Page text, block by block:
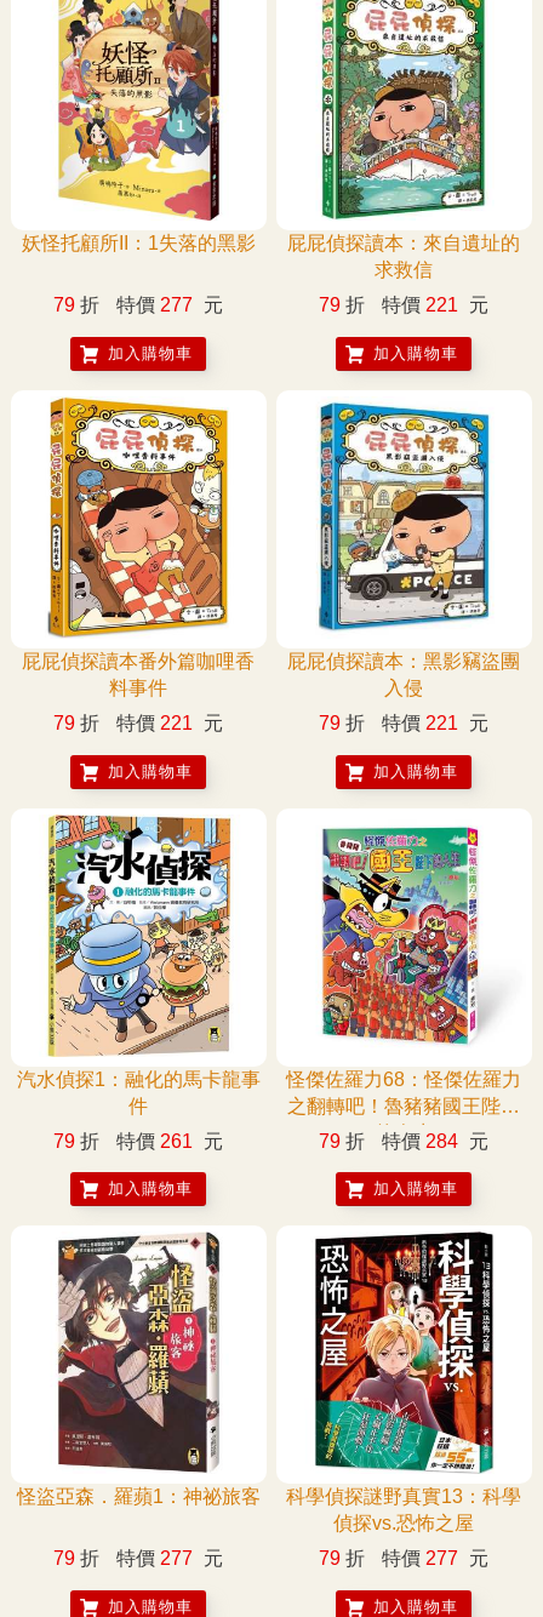
妖怪托顧所II：1失落的黑影
79 折 特價 277 元
加入購物車
屁屁偵探讀本：來自遺址的
求救信
79 折 特價 221 元
加入購物車
屁屁偵探讀本番外篇咖哩香
料事件
79 折 特價 221 元
加入購物車
屁屁偵探讀本：黑影竊盜團
入侵
79 折 特價 221 元
加入購物車
汽水偵探1：融化的馬卡龍事
件
79 折 特價 261 元
加入購物車
怪傑佐羅力68：怪傑佐羅力
之翻轉吧！魯豬豬國王陛下
的人生
79 折 特價 284 元
加入購物車
怪盜亞森．羅蘋1：神祕旅客
79 折 特價 277 元
加入購物車
科學偵探謎野真實13：科學
偵探vs.恐怖之屋
79 折 特價 277 元
加入購物車